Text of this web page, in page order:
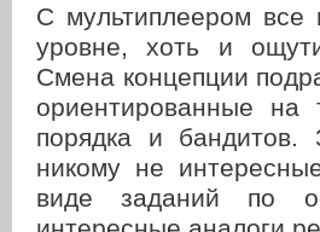
С мультиплеером
уровне, хоть и
Смена концепции
ориентированные на
порядка и бандитов.
никому не
виде заданий по